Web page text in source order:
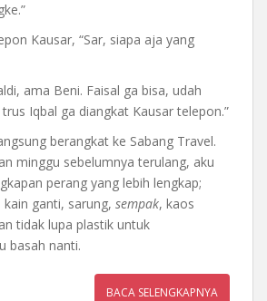
Kausar, “Sar, siapa aja yang
ama Beni. Faisal ga bisa, udah
trus Iqbal ga diangkat Kausar telepon.”
berangkat ke Sabang Travel.
minggu sebelumnya terulang, aku
perang yang lebih lengkap;
ganti, sarung, sempak, kaos
tidak lupa plastik untuk
basah nanti.
BACA SELENGKAPNYA